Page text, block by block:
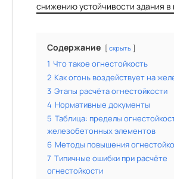
снижению устойчивости здания
Содержание скрыть
1 Что такое огнестойкость
2 Как огонь воздействует на
3 Этапы расчёта огнестойкости
4 Нормативные документы
5 Таблица: пределы
железобетонных элементов
6 Методы повышения
7 Типичные ошибки при расчёте
огнестойкости